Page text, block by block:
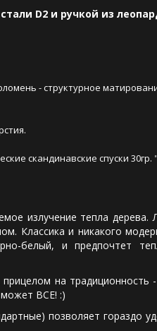
D2 и ручкой из
- структурное
скандинавские спуски
излучение тепла дерева.
Классика и никакого
белый, и предпочтет
на традиционность -
ВСЕ! :)
позволяет гораздо